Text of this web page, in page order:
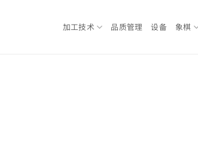
加工技术 品质管理 设备 象棋